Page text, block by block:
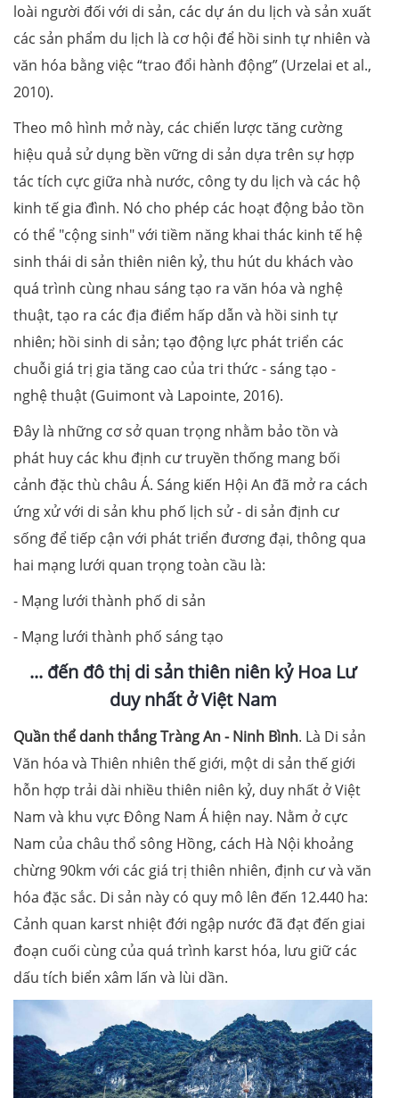
loài người đối với di sản, các dự án du lịch và sản xuất
các sản phẩm du lịch là cơ hội để hồi sinh tự nhiên và
văn hóa bằng việc “trao đổi hành động” (Urzelai et al.,
2010).
Theo mô hình mở này, các chiến lược tăng cường
hiệu quả sử dụng bền vững di sản dựa trên sự hợp
tác tích cực giữa nhà nước, công ty du lịch và các hộ
kinh tế gia đình. Nó cho phép các hoạt động bảo tồn
có thể "cộng sinh" với tiềm năng khai thác kinh tế hệ
sinh thái di sản thiên niên kỷ, thu hút du khách vào
quá trình cùng nhau sáng tạo ra văn hóa và nghệ
thuật, tạo ra các địa điểm hấp dẫn và hồi sinh tự
nhiên; hồi sinh di sản; tạo động lực phát triển các
chuỗi giá trị gia tăng cao của tri thức - sáng tạo -
nghệ thuật (Guimont và Lapointe, 2016).
Đây là những cơ sở quan trọng nhằm bảo tồn và
phát huy các khu định cư truyền thống mang bối
cảnh đặc thù châu Á. Sáng kiến Hội An đã mở ra cách
ứng xử với di sản khu phố lịch sử - di sản định cư
sống để tiếp cận với phát triển đương đại, thông qua
hai mạng lưới quan trọng toàn cầu là:
- Mạng lưới thành phố di sản
- Mạng lưới thành phố sáng tạo
... đến đô thị di sản thiên niên kỷ Hoa Lư
duy nhất ở Việt Nam
Quần thể danh thắng Tràng An- Ninh Bình. Là Di sản
Văn hóa và Thiên nhiên thế giới, một di sản thế giới
hỗn hợp trải dài nhiều thiên niên kỷ, duy nhất ở Việt
Nam và khu vực Đông Nam Á hiện nay. Nằm ở cực
Nam của châu thổ sông Hồng, cách Hà Nội khoảng
chừng 90km với các giá trị thiên nhiên, định cư và văn
hóa đặc sắc. Di sản này có quy mô lên đến 12.440 ha:
Cảnh quan karst nhiệt đới ngập nước đã đạt đến giai
đoạn cuối cùng của quá trình karst hóa, lưu giữ các
dấu tích biển xâm lấn và lùi dần.